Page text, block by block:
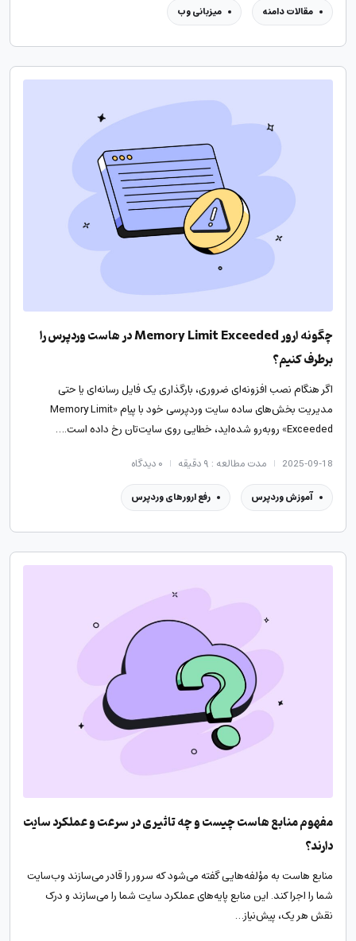
مقالات دامنه میزبانی وب
چگونه ارور Memory Limit Exceeded در هاست وردپرس را
برطرف کنیم؟
اگر هنگام نصب افزونه‌ای ضروری، بارگذاری یک فایل رسانه‌ای یا حتی
مدیریت بخش‌های ساده سایت وردپرسی خود با پیام «Memory Limit
Exceeded» روبه‌رو شده‌اید، خطایی روی سایت‌تان رخ داده‌ است.…
2025-09-18 مدت مطالعه : ۹ دقیقه ۰دیدگاه
آموزش وردپرس رفع ارورهای وردپرس
مفهوم منابع هاست چیست و چه تاثیری در سرعت و عملکرد سایت
دارند؟
منابع هاست به مؤلفه‌هایی گفته می‌شود که سرور را قادر می‌سازند وب‌سایت
شما را اجرا کند. این منابع پایه‌های عملکرد سایت شما را می‌سازند و درک
نقش هر یک، پیش‌نیاز…